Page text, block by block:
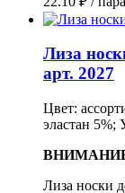
Лиза
арт. 2027
Цвет:
эластан 5%;
Лиза носки